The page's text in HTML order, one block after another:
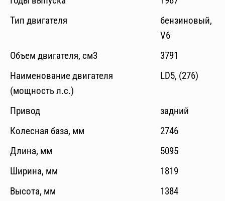
Тип двигателя
бензиновый,
V6
Объем двигателя, см3
3791
Наименование двигателя
(мощность л.с.)
LD5, (276)
Привод
задний
Колесная база, мм
2746
Длина, мм
5095
Ширина, мм
1819
Высота, мм
1384